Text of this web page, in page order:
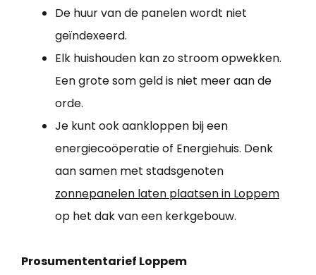
De huur van de panelen wordt niet
geïndexeerd.
Elk huishouden kan zo stroom opwekken.
Een grote som geld is niet meer aan de
orde.
Je kunt ook aankloppen bij een
energiecoöperatie of Energiehuis. Denk
aan samen met stadsgenoten
zonnepanelen laten plaatsen in Loppem
op het dak van een kerkgebouw.
Prosumententarief Loppem